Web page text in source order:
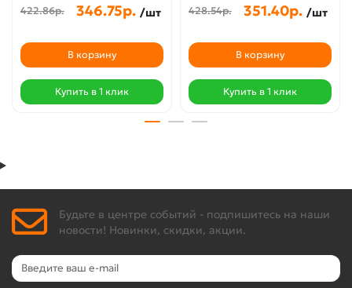
422.86р. 346.75р. /шт
В корзину
Купить в 1 клик
428.54р. 351.40р. /шт
В корзину
Купить в 1 клик
Будьте в центре событий - подпишитесь на наши
новости! Новинки, скидки, акции.